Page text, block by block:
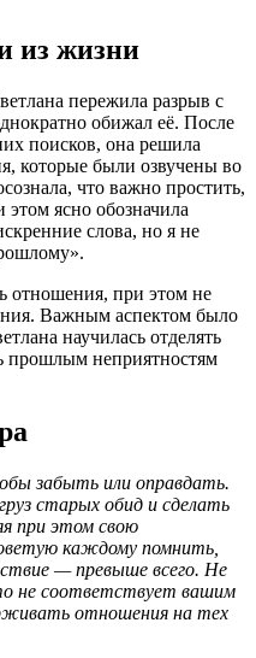
из жизни
пережила разрыв с
обижал её. После
поисков, она решила
которые были озвучены во
что важно простить,
ясно обозначила
слова, но я не
отношения, при этом не
Важным аспектом было
научилась отделять
прошлым неприятностям
забыть или оправдать.
старых обид и сделать
при этом свою
каждому помнить,
— превыше всего. Не
не соответствует вашим
отношения на тех